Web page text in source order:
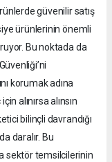
güvenilir satış
ürünlerinin önemli
Bu noktada da
korumak adına
alınırsa alınsın
bilinçli davrandığı
daralır. Bu
sektör temsilcilerinin